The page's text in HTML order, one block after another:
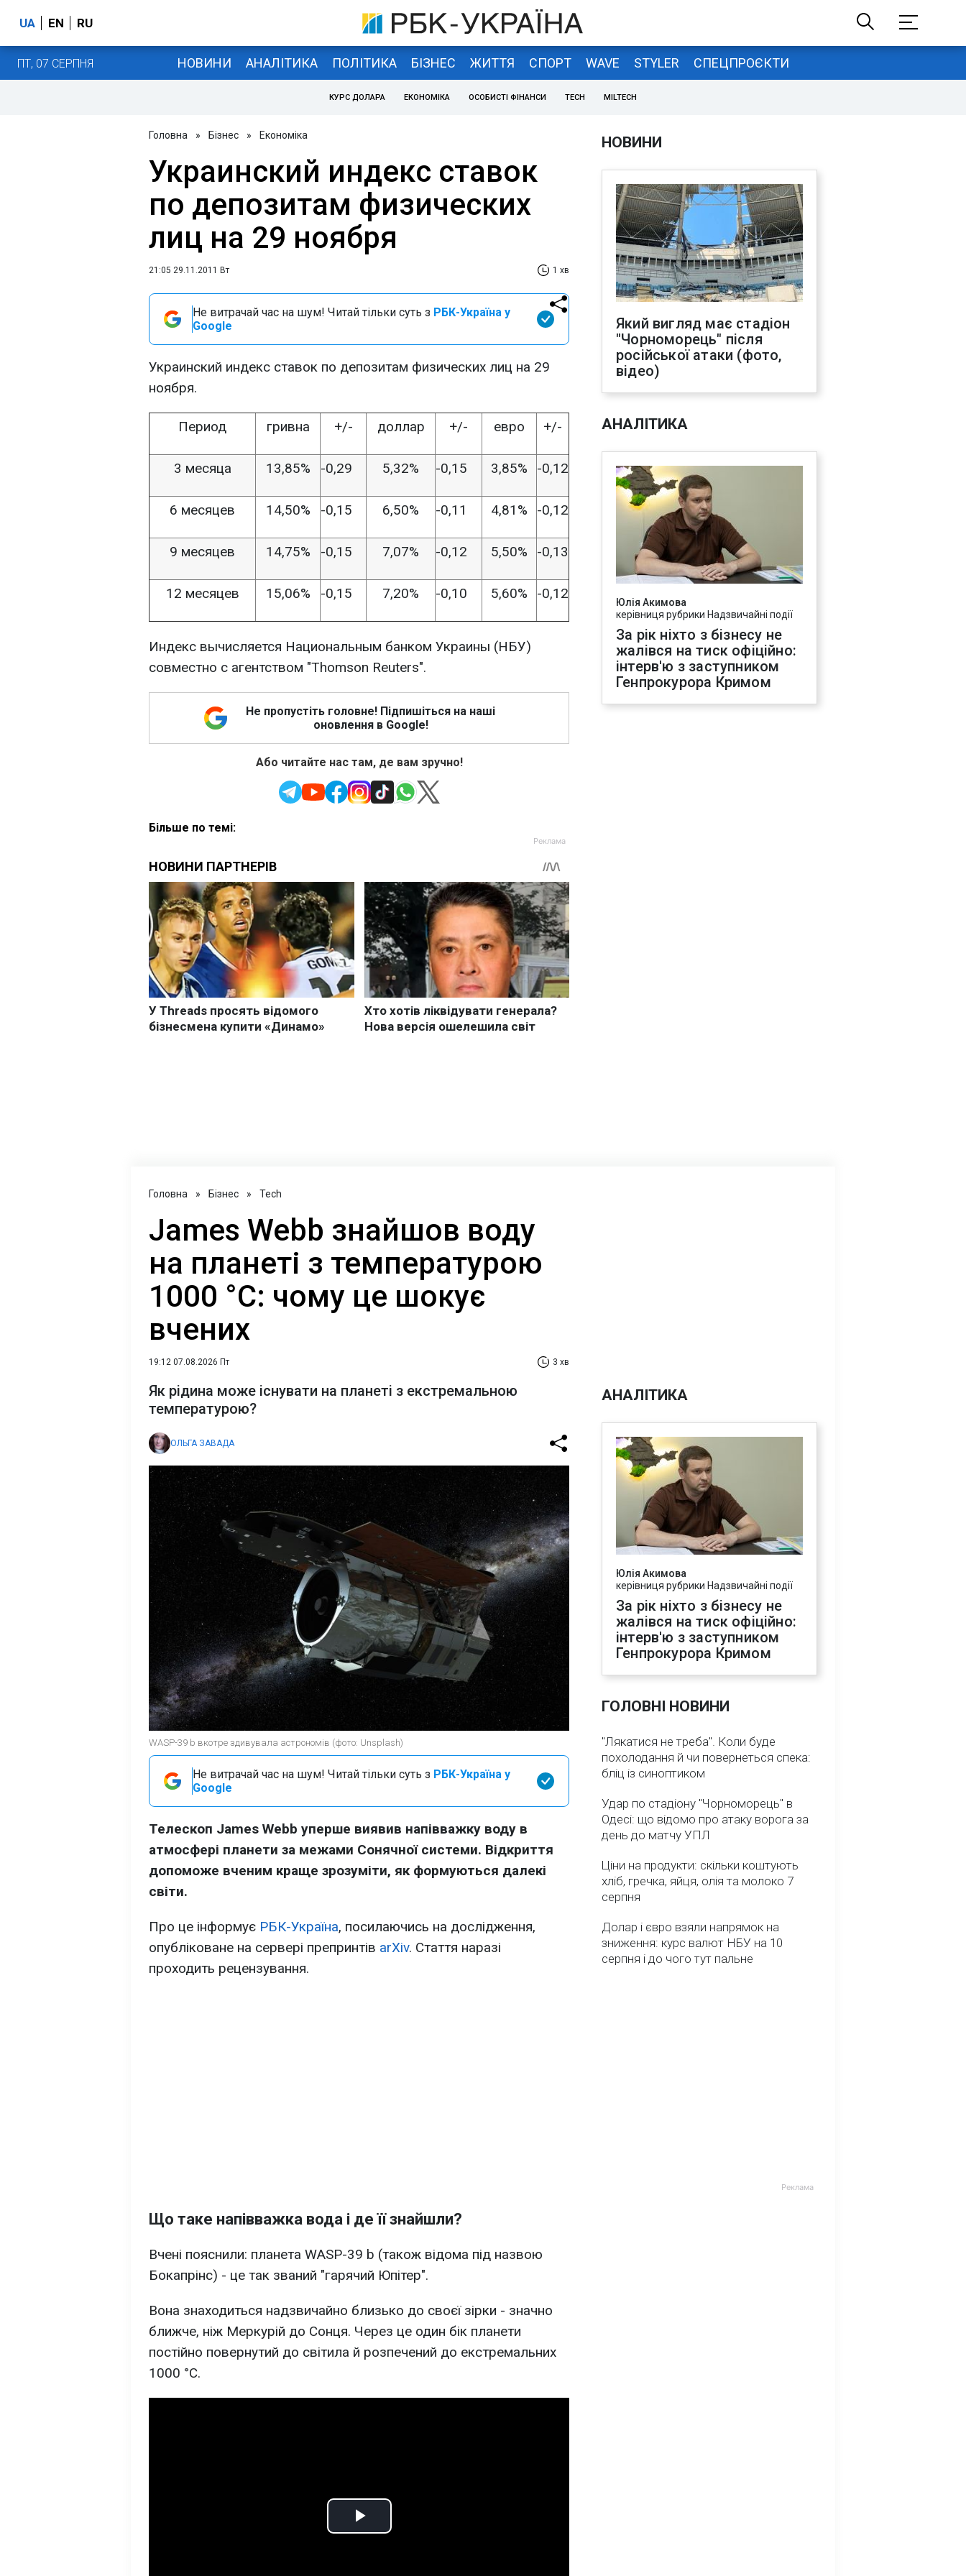
UA EN RU
ПТ, 07 СЕРПНЯ НОВИНИ АНАЛІТИКА ПОЛІТИКА БІЗНЕС ЖИТТЯ СПОРТ WAVE STYLER СПЕЦПРОЄКТИ
КУРС ДОЛАРА ЕКОНОМІКА ОСОБИСТІ ФІНАНСИ TECH MILTECH
Головна » Бізнес » Економіка
Украинский индекс ставок
по депозитам физических
лиц на 29 ноября
21:05 29.11.2011 Вт 1 хв
Не витрачай час на шум! Читай тільки суть з РБК-Україна у
Google
Украинский индекс ставок по депозитам физических лиц на 29
ноября.
Период гривна +/- доллар +/- евро +/-
3 месяца 13,85% -0,29 5,32% -0,15 3,85% -0,12
6 месяцев 14,50% -0,15 6,50% -0,11 4,81% -0,12
9 месяцев 14,75% -0,15 7,07% -0,12 5,50% -0,13
12 месяцев 15,06% -0,15 7,20% -0,10 5,60% -0,12
Индекс вычисляется Национальным банком Украины (НБУ)
совместно с агентством "Thomson Reuters".
Не пропустіть головне! Підпишіться на наші
оновлення в Google!
Або читайте нас там, де вам зручно!
Більше по темі:
НОВИНИ
Який вигляд має стадіон
"Чорноморець" після
російської атаки (фото,
відео)
АНАЛІТИКА
Юлія Акимова
керівниця рубрики Надзвичайні події
За рік ніхто з бізнесу не
жалівся на тиск офіційно:
інтерв'ю з заступником
Генпрокурора Кримом
Головна » Бізнес » Tech
James Webb знайшов воду
на планеті з температурою
1000 °C: чому це шокує
вчених
19:12 07.08.2026 Пт 3 хв
Як рідина може існувати на планеті з екстремальною
температурою?
ОЛЬГА ЗАВАДА
WASP-39 b вкотре здивувала астрономів (фото: Unsplash)
Не витрачай час на шум! Читай тільки суть з РБК-Україна у
Google
Телескоп James Webb уперше виявив напівважку воду в
атмосфері планети за межами Сонячної системи. Відкриття
допоможе вченим краще зрозуміти, як формуються далекі
світи.
Про це інформує РБК-Україна, посилаючись на дослідження,
опубліковане на сервері препринтів arXiv. Стаття наразі
проходить рецензування.
Що таке напівважка вода і де її знайшли?
Вчені пояснили: планета WASP-39 b (також відома під назвою
Бокапрінс) - це так званий "гарячий Юпітер".
Вона знаходиться надзвичайно близько до своєї зірки - значно
ближче, ніж Меркурій до Сонця. Через це один бік планети
постійно повернутий до світила й розпечений до екстремальних
1000 °C.
Play
АНАЛІТИКА
Юлія Акимова
керівниця рубрики Надзвичайні події
За рік ніхто з бізнесу не
жалівся на тиск офіційно:
інтерв'ю з заступником
Генпрокурора Кримом
ГОЛОВНІ НОВИНИ
"Лякатися не треба". Коли буде
похолодання й чи повернеться спека:
бліц із синоптиком
Удар по стадіону "Чорноморець" в
Одесі: що відомо про атаку ворога за
день до матчу УПЛ
Ціни на продукти: скільки коштують
хліб, гречка, яйця, олія та молоко 7
серпня
Долар і євро взяли напрямок на
зниження: курс валют НБУ на 10
серпня і до чого тут пальне